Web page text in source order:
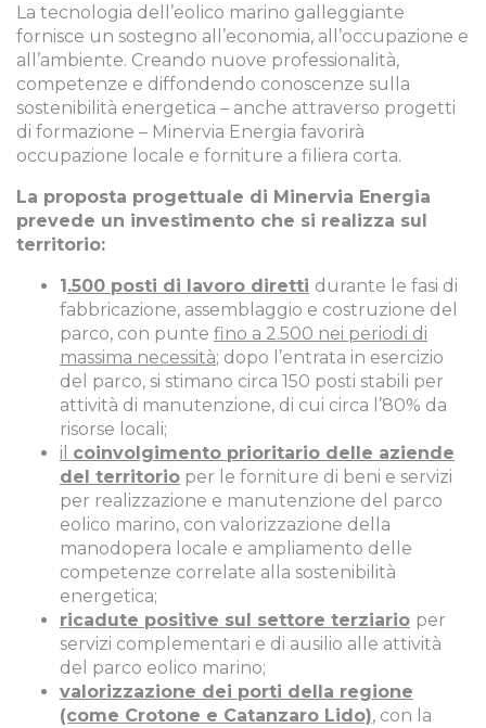
La tecnologia dell’eolico marino galleggiante
fornisce un sostegno all’economia, all’occupazione e
all’ambiente. Creando nuove professionalità,
competenze e diffondendo conoscenze sulla
sostenibilità energetica – anche attraverso progetti
di formazione – Minervia Energia favorirà
occupazione locale e forniture a filiera corta.
La proposta progettuale di Minervia Energia
prevede un investimento che si realizza sul
territorio:
1 .500 posti di lavoro diretti durante le fasi di
fabbricazione, assemblaggio e costruzione del
parco, con punte fino a 2.500 nei periodi di
massima necessità; dopo l’entrata in esercizio
del parco, si stimano circa 150 posti stabili per
attività di manutenzione, di cui circa l’80% da
risorse locali;
il coinvolgimento prioritario delle aziende
del territorio per le forniture di beni e servizi
per realizzazione e manutenzione del parco
eolico marino, con valorizzazione della
manodopera locale e ampliamento delle
competenze correlate alla sostenibilità
energetica;
ricadute positive sul settore terziario per
servizi complementari e di ausilio alle attività
del parco eolico marino;
valorizzazione dei porti della regione
(come Crotone e Catanzaro Lido), con la